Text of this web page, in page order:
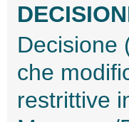
Decisione
che
restrittive